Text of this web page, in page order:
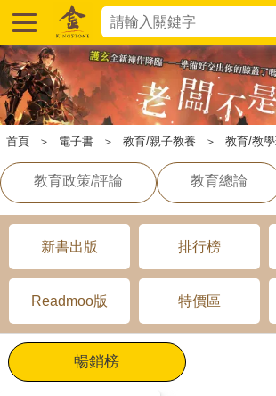
首頁 ＞ 電子書 ＞ 教育/親子教養 ＞ 教育/教
教育政策/評論 教育總論
新書出版 排行榜
Readmoo版 特價區
暢銷榜